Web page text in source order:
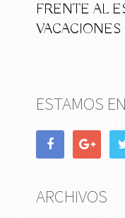
FRENTE AL
ESTAMOS
ARCHIVOS